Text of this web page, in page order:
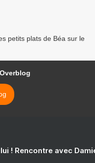
petits plats de Béa sur le
! Rencontre avec